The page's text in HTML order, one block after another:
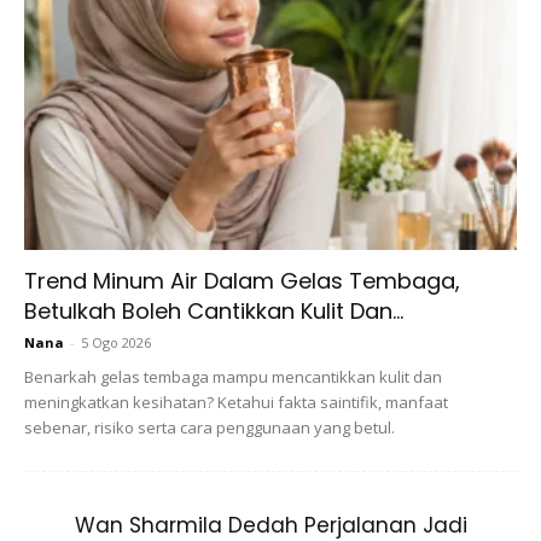
Ads
1. Tanggalkan hijab selepas pulang ke rumah untuk
memberikan udara kepada rambut.
2. Sikat rambut sebelum bersyampu, langkah ini membantu
merangsang pengaliran darah ke kulit kepala yang
sesetengahnya tidak perlu disyampu setiap hari kerana
Trend Minum Air Dalam Gelas Tembaga,
Betulkah Boleh Cantikkan Kulit Dan...
Nana - 5 Ogo 2026
Benarkah gelas tembaga mampu mencantikkan kulit dan
meningkatkan kesihatan? Ketahui fakta saintifik, manfaat
sebenar, risiko serta cara penggunaan yang betul.
Wan Sharmila Dedah Perjalanan Jadi